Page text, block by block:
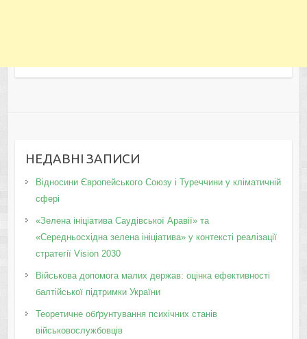
НЕДАВНІ ЗАПИСИ
Відносини Європейського Союзу і Туреччини у кліматичній
сфері
«Зелена ініціатива Саудівської Аравії» та
«Середньосхідна зелена ініціатива» у контексті реалізації
стратегії Vision 2030
Військова допомога малих держав: оцінка ефективності
балтійської підтримки України
Теоретичне обґрунтування психічних станів
військовослужбовців